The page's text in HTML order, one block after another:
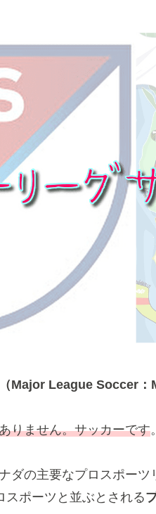
Major League Soccer：
りません。サッカーです。
ダの主要なプロスポーツ
スポーツと並ぶとされる